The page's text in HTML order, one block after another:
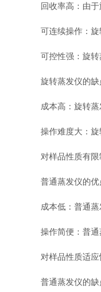
回收率高：由于
可连续操作：旋
可控性强：旋转
旋转蒸发仪的缺
成本高：旋转蒸
操作难度大：旋
对样品性质有限制
普通蒸发仪的优
成本低：普通蒸
操作简便：普通
对样品性质适应
普通蒸发仪的缺